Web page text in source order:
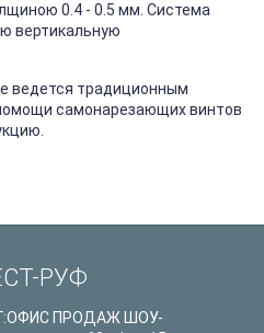
0.4 - 0.5 мм. Система
вертикальную
ведется традиционным
самонарезающих винтов
РУФ
ПРОДАЖ ШОУ-